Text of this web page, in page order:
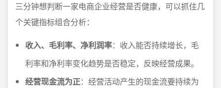
三分钟想判断一家电商企业经营是否健康，可以抓住几
个关键指标组合分析：
收入、毛利率、净利润率：收入能否持续增长，毛
利率和净利率变化趋势是否稳定，反映经营成果。
经营现金流为正：经营活动产生的现金流要持续为